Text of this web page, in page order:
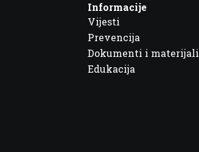
Informacije
Vijesti
Prevencija
Dokumenti i materijali
Edukacija